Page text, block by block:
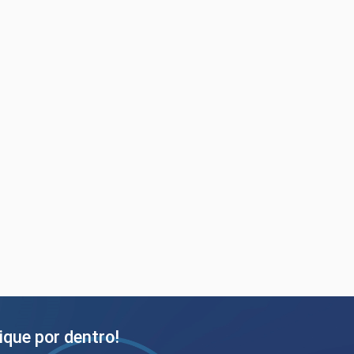
por dentro!